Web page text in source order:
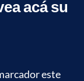
acá su
este